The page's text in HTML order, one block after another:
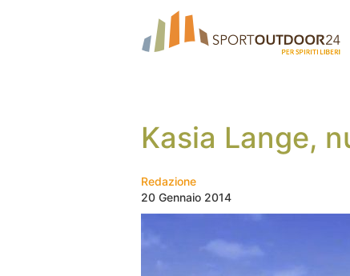
Kasia Lange,
Redazione
20 Gennaio 2014